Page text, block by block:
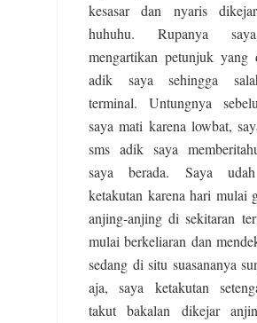
kesasar dan nyaris
huhuhu. Rupanya
mengartikan petunjuk yang
adik saya sehingga
terminal. Untungnya
saya mati karena lowbat,
sms adik saya
saya berada. Saya
ketakutan karena hari mulai
anjing-anjing di sekitaran
mulai berkeliaran dan
sedang di situ suasananya
aja, saya ketakutan
takut bakalan dikejar